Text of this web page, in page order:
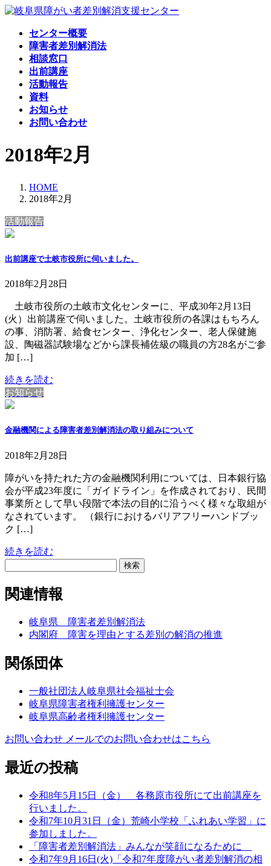
コ
ナ
センター概要
障害者差別解消法
相談窓口
出前講座
活動報告
資料
お知らせ
お問い合わせ
2018年2月
HOME
2018年2月
活動報告
出前講座で土岐市役所に伺いました。
2018年2月28日
土岐市役所の土岐市文化センターに、平成30年2月13日
(火）出前講座で伺いました。土岐市役所の各課はもちろん
の事、消防署、給食センター、浄化センター、老人保健施
設、陶磁器試験場などから課長補佐級の職員の方28名がご参
加 […]
続きを読む
お知らせ
金融機関による障害者差別解消法の取り組みについて
2018年2月28日
障がいを持たれた方の金融機関利用については、日本銀行協
会が平成23年度に「ガイドライン」を作成されており、民間
事業所として早い段階で本法の目的に沿うべく様々な取組が
なされています。 （銀行におけるバリアフリーハンドブッ
ク […]
続きを読む
関連情報
岐阜県 障害者差別解消法
内閣府 障害を理由とする差別の解消の推進
関係団体
一般社団法人岐阜県社会福祉士会
岐阜県障害者権利擁護センター
岐阜県高齢者権利擁護センター
お問い合わせ メールでのお問い合わせはこちら
最近の投稿
令和8年5月15日（金） 各務原市役所にて出前講座を
行いました。
令和7年10月31日（金）荒崎小学校「ふれあい学習」に
参加しました。
「障害者差別解消法」みんなが笑顔になるために
令和7年9月16日(火)「令和7年度障がい者差別解消の相